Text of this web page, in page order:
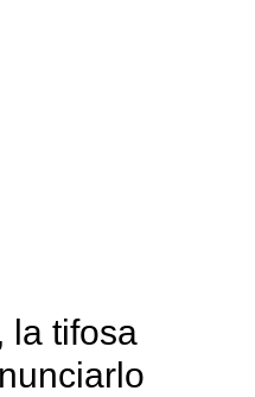
la tifosa